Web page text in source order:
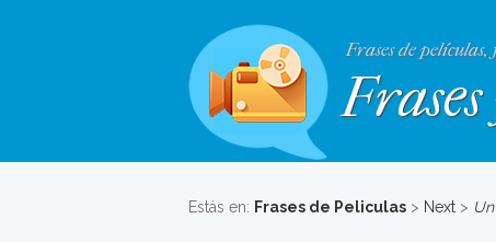
Frases de
Estás en: Frases de Peliculas > Next >